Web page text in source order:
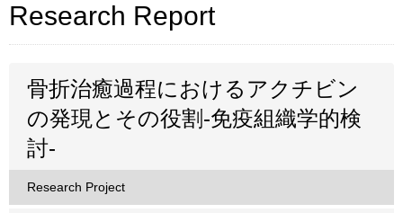
Research Report
骨折治癒過程におけるアクチビン
の発現とその役割-免疫組織学的検
討-
Research Project